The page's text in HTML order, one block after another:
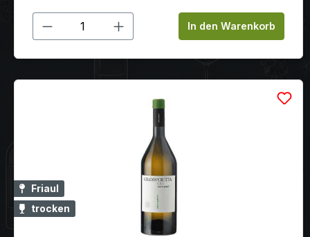
Produkt Anzahl: Gib denIn den Warenkorb
Friaul
trocken